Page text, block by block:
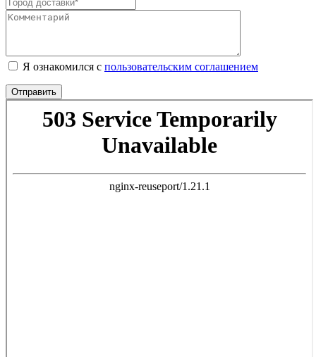
Я ознакомился с пользовательским соглашением